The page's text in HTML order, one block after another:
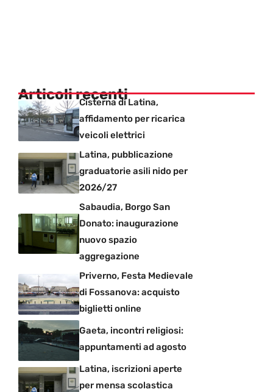
Articoli recenti
Cisterna di Latina,
affidamento per ricarica
veicoli elettrici
Latina, pubblicazione
graduatorie asili nido per
2026/27
Sabaudia, Borgo San
Donato: inaugurazione
nuovo spazio
aggregazione
Priverno, Festa Medievale
di Fossanova: acquisto
biglietti online
Gaeta, incontri religiosi:
appuntamenti ad agosto
Latina, iscrizioni aperte
per mensa scolastica